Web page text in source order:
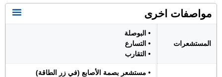
مواصفات اخرى
المستشعرات
• البوصلة
• التسارع
• التقارب
• مستشعر بصمة الأصابع (في زر الطاقة)